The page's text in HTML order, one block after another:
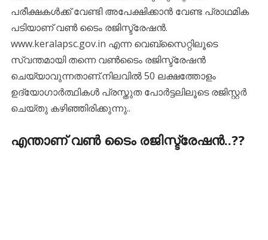
പരീക്ഷകൾക്ക് വേണ്ടി അപേക്ഷിക്കാൻ വേണ്ട പ്രാഥമിക
പടിയാണ് വൺ ടൈം രജിസ്ട്രേഷൻ.
www.keralapsc.gov.in എന്ന വെബ്സൈറ്റിലൂടെ
സ്വന്തമായി തന്നെ വൺടൈം രജിസ്ട്രേഷൻ
ചെയ്യാവുന്നതാണ്.നിലവിൽ 50 ലക്ഷത്തോളം
ഉദ്യോഗാർത്ഥികൾ പ്രസ്തുത പോർട്ടലിലൂടെ രജിസ്റ്റർ
ചെയ്തു കഴിഞ്ഞിരിക്കുന്നു..
എന്താണ് വൺ ടൈം രജിസ്ട്രേഷൻ..??